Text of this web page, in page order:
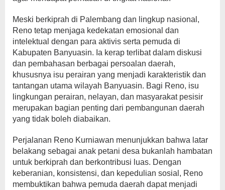
Meski berkiprah di Palembang dan lingkup nasional,
Reno tetap menjaga kedekatan emosional dan
intelektual dengan para aktivis serta pemuda di
Kabupaten Banyuasin. Ia kerap terlibat dalam diskusi
dan pembahasan berbagai persoalan daerah,
khususnya isu perairan yang menjadi karakteristik dan
tantangan utama wilayah Banyuasin. Bagi Reno, isu
lingkungan perairan, nelayan, dan masyarakat pesisir
merupakan bagian penting dari pembangunan daerah
yang tidak boleh diabaikan.
Perjalanan Reno Kurniawan menunjukkan bahwa latar
belakang sebagai anak petani desa bukanlah hambatan
untuk berkiprah dan berkontribusi luas. Dengan
keberanian, konsistensi, dan kepedulian sosial, Reno
membuktikan bahwa pemuda daerah dapat menjadi